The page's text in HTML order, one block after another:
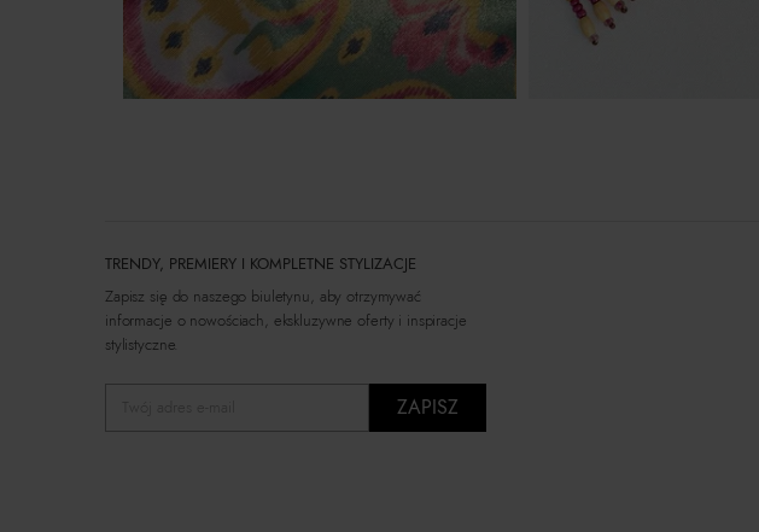
TRENDY, PREMIERY I KOMPLETNE STYLIZACJE
Zapisz się do naszego biuletynu, aby otrzymywać
informacje o nowościach, ekskluzywne oferty i inspiracje
stylistyczne.
ZAPISZ